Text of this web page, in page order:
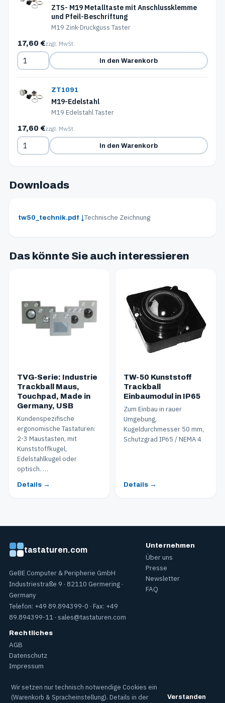
ZTS- M19 Metalltaste mit Anschlussklemme
und Pfeil-Beschriftung
M19 Zink-Druckguss Taster
17,60 €zzgl. MwSt.
In den Warenkorb
ZT1091
M19-Edelstahl
M19 Edelstahl Taster
17,60 €zzgl. MwSt.
In den Warenkorb
Downloads
tw50_technik.pdf ↓Technische Zeichnung
Das könnte Sie auch interessieren
TVG-Serie: Industrie
Trackball Maus,
Touchpad, Made in
Germany, USB
Kundenspezifische
ergonomische Tastaturen:
2-3 Maustasten, mit
Kunststoffkugel,
Edelstahlkugel oder
optisch. …
Details →
TW-50 Kunststoff
Trackball
Einbaumodul in IP65
Zum Einbau in rauer
Umgebung,
Kugeldurchmesser 50 mm,
Schutzgrad IP65 / NEMA 4
Details →
tastaturen.com
GeBE Computer & Peripherie GmbH
Industriestraße 9 · 82110 Germering ·
Germany
Telefon: +49 89.894399-0 · Fax: +49
89.894399-11 · sales@tastaturen.com
Unternehmen
Über uns
Presse
Newsletter
FAQ
Rechtliches
AGB
Datenschutz
Impressum
Geschäftsführer: Sandra Pabst, Paul Pabst · Sitz: Germering · Registergericht
München HRB 119637 · USt-IdNr.: DE812397141
Wir setzen nur technisch notwendige Cookies ein
(Warenkorb & Spracheinstellung). Details in der
Verstanden